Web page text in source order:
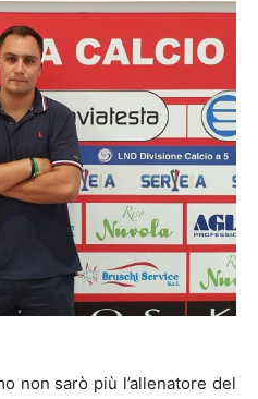
non sarò più l’allenatore del